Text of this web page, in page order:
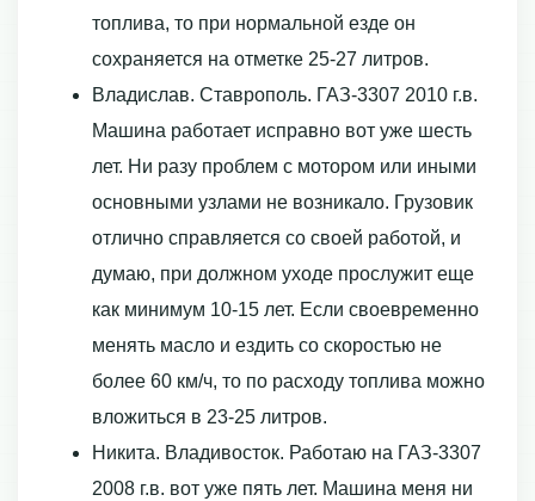
топлива, то при нормальной езде он
сохраняется на отметке 25-27 литров.
Владислав. Ставрополь. ГАЗ-3307 2010 г.в.
Машина работает исправно вот уже шесть
лет. Ни разу проблем с мотором или иными
основными узлами не возникало. Грузовик
отлично справляется со своей работой, и
думаю, при должном уходе прослужит еще
как минимум 10-15 лет. Если своевременно
менять масло и ездить со скоростью не
более 60 км/ч, то по расходу топлива можно
вложиться в 23-25 литров.
Никита. Владивосток. Работаю на ГАЗ-3307
2008 г.в. вот уже пять лет. Машина меня ни